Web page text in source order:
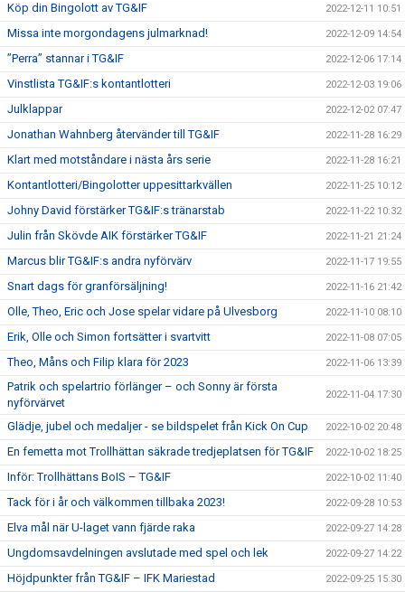
Köp din Bingolott av TG&IF 2022-12-11 10:51
Missa inte morgondagens julmarknad! 2022-12-09 14:54
”Perra” stannar i TG&IF 2022-12-06 17:14
Vinstlista TG&IF:s kontantlotteri 2022-12-03 19:06
Julklappar 2022-12-02 07:47
Jonathan Wahnberg återvänder till TG&IF 2022-11-28 16:29
Klart med motståndare i nästa års serie 2022-11-28 16:21
Kontantlotteri/Bingolotter uppesittarkvällen 2022-11-25 10:12
Johny David förstärker TG&IF:s tränarstab 2022-11-22 10:32
Julin från Skövde AIK förstärker TG&IF 2022-11-21 21:24
Marcus blir TG&IF:s andra nyförvärv 2022-11-17 19:55
Snart dags för granförsäljning! 2022-11-16 21:42
Olle, Theo, Eric och Jose spelar vidare på Ulvesborg 2022-11-10 08:10
Erik, Olle och Simon fortsätter i svartvitt 2022-11-08 07:05
Theo, Måns och Filip klara för 2023 2022-11-06 13:39
Patrik och spelartrio förlänger – och Sonny är första
nyförvärvet
2022-11-04 17:30
Glädje, jubel och medaljer - se bildspelet från Kick On Cup 2022-10-02 20:48
En femetta mot Trollhättan säkrade tredjeplatsen för TG&IF 2022-10-02 18:25
Inför: Trollhättans BoIS – TG&IF 2022-10-02 11:40
Tack för i år och välkommen tillbaka 2023! 2022-09-28 10:53
Elva mål när U-laget vann fjärde raka 2022-09-27 14:28
Ungdomsavdelningen avslutade med spel och lek 2022-09-27 14:22
Höjdpunkter från TG&IF – IFK Mariestad 2022-09-25 15:30